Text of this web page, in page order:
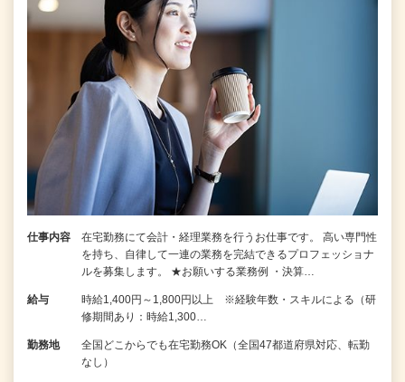
仕事内容
在宅勤務にて会計・経理業務を行うお仕事です。 高い専門性
を持ち、自律して一連の業務を完結できるプロフェッショナ
ルを募集します。 ★お願いする業務例 ・決算…
給与
時給1,400円～1,800円以上 ※経験年数・スキルによる（研
修期間あり：時給1,300…
勤務地
全国どこからでも在宅勤務OK（全国47都道府県対応、転勤
なし）